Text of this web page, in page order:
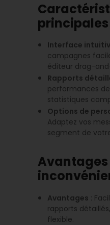
principales
Interface
campagnes
éditeur drag-
Rapports
performances
statistiques
Options de
Adaptez vos
segment de
Avantages
Avantages :
rapports
flexible.